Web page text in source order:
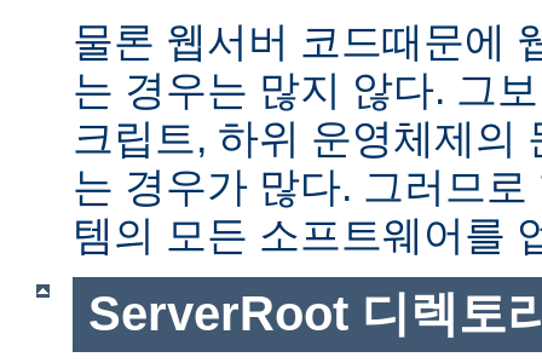
물론 웹서버 코드때문에
는 경우는 많지 않다. 그
크립트, 하위 운영체제의
는 경우가 많다. 그러므
템의 모든 소프트웨어를
ServerRoot 디렉토